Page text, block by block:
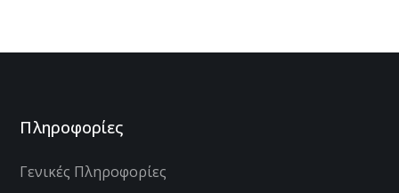
Πληροφορίες
Γενικές Πληροφορίες